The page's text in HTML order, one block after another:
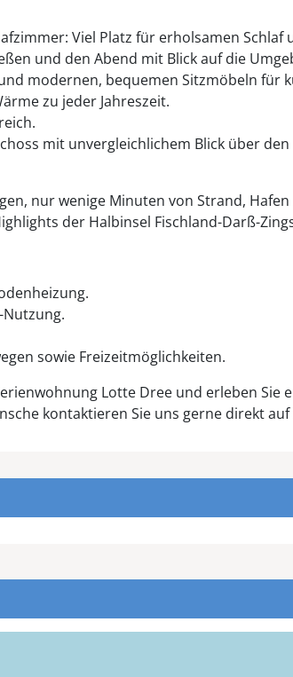
Viel Platz für erholsamen Schlaf
und den Abend mit Blick auf die
modernen, bequemen Sitzmöbeln für
zu jeder Jahreszeit.
mit unvergleichlichem Blick über
nur wenige Minuten von Strand,
der Halbinsel Fischland-Darß-
sowie Freizeitmöglichkeiten.
Lotte Dree und erleben Sie
kontaktieren Sie uns gerne direkt